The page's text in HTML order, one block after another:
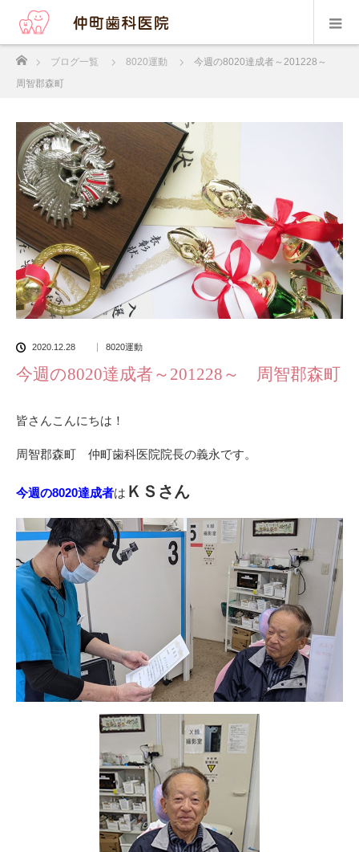
ブログ一覧 8020運動
今週の8020達成者～201228～
周智郡森町
2020.12.28 8020運動
今週の8020達成者～201228～ 周智郡森町
皆さんこんにちは！
周智郡森町 仲町歯科医院院長の義永です。
今週の8020達成者は ＫＳさん